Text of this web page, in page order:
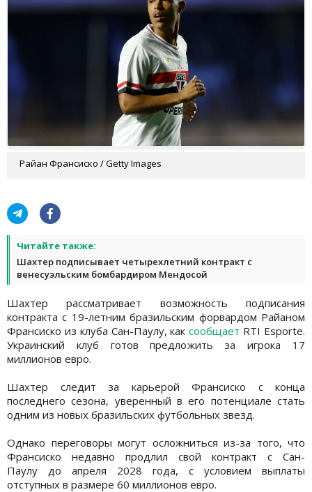
Райан Франсиско / Getty Images
Читайте также:
Шахтер подписывает четырехлетний контракт с
венесуэльским бомбардиром Мендосой
Шахтер рассматривает возможность подписания
контракта с 19-летним бразильским форвардом Райаном
Франсиско из клуба Сан-Паулу, каксообщает RTI Esporte.
Украинский клуб готов предложить за игрока 17
миллионов евро.
Шахтер следит за карьерой Франсиско с конца
последнего сезона, уверенный в его потенциале стать
одним из новых бразильских футбольных звезд.
Однако переговоры могут осложниться из-за того, что
Франсиско недавно продлил свой контракт с Сан-
Паулу до апреля 2028 года, с условием выплаты
отступных в размере 60 миллионов евро.